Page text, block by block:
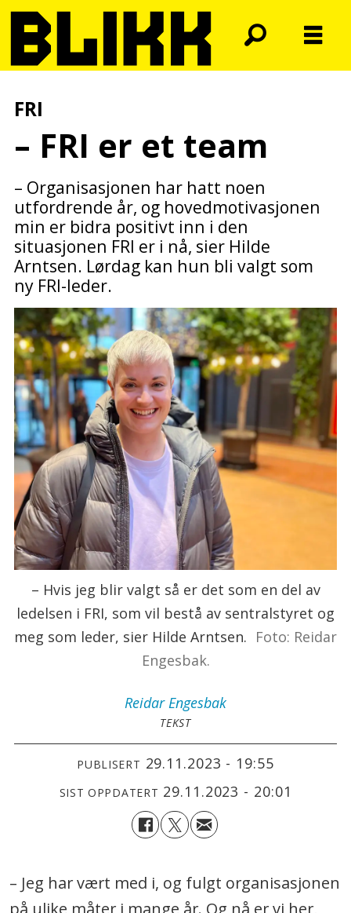
FRI
– FRI er et team
– Organisasjonen har hatt noen
utfordrende år, og hovedmotivasjonen
min er bidra positivt inn i den
situasjonen FRI er i nå, sier Hilde
Arntsen. Lørdag kan hun bli valgt som
ny FRI-leder.
– Hvis jeg blir valgt så er det som en del av
ledelsen i FRI, som vil bestå av sentralstyret og
meg som leder, sier Hilde Arntsen. Foto: Reidar
Engesbak.
Reidar Engesbak
TEKST
PUBLISERT 29.11.2023 - 19:55
SIST OPPDATERT 29.11.2023 - 20:01
– Jeg har vært med i, og fulgt organisasjonen
på ulike måter i mange år. Og nå er vi her,